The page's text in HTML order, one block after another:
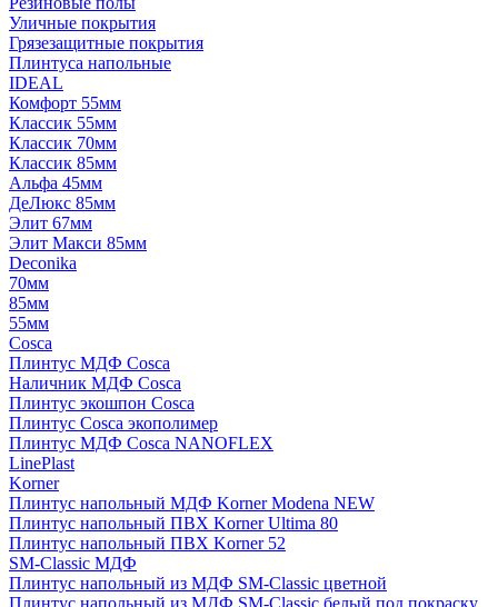
Уличные покрытия
Грязезащитные покрытия
Плинтуса напольные
IDEAL
Комфорт 55мм
Классик 55мм
Классик 70мм
Классик 85мм
Альфа 45мм
ДеЛюкс 85мм
Элит 67мм
Элит Макси 85мм
Deconika
70мм
85мм
55мм
Cosca
Плинтус МДФ Cosca
Наличник МДФ Cosca
Плинтус экошпон Cosca
Плинтус Cosca экополимер
Плинтус МДФ Cosca NANOFLEX
LinePlast
Korner
Плинтус напольный МДФ Korner Modena NEW
Плинтус напольный ПВХ Korner Ultima 80
Плинтус напольный ПВХ Korner 52
SM-Classic МДФ
Плинтус напольный из МДФ SM-Classic цветной
Плинтус напольный из МДФ SM-Classic белый под покраску